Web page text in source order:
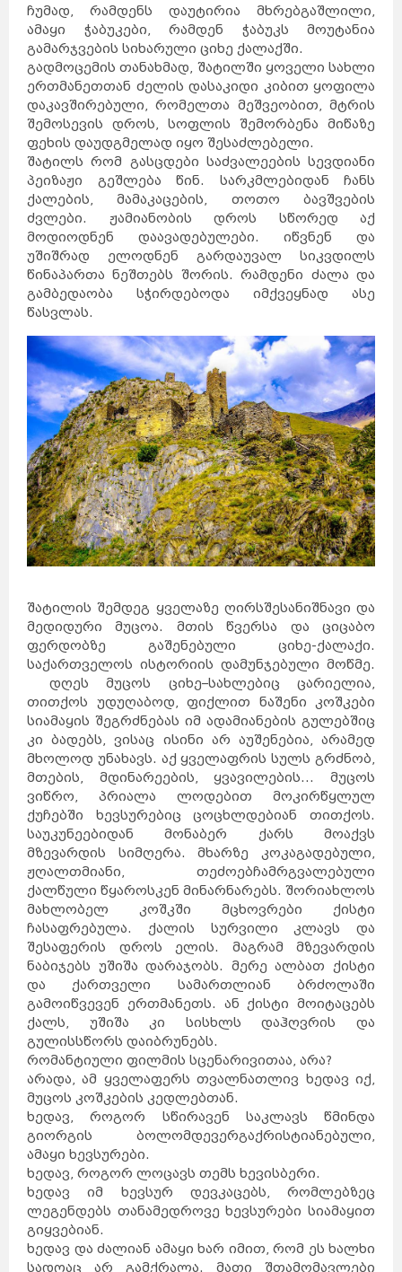
ჩუმად, რამდენს დაუტირია მხრებგაშლილი,
ამაყი ჭაბუკები, რამდენ ჭაბუკს მოუტანია
გამარჯვების სიხარული ციხე ქალაქში.
გადმოცემის თანახმად, შატილში ყოველი სახლი
ერთმანეთთან ძელის დასაკიდი კიბით ყოფილა
დაკავშირებული, რომელთა მეშვეობით, მტრის
შემოსევის დროს, სოფლის შემორბენა მიწაზე
ფეხის დაუდგმელად იყო შესაძლებელი.
შატილს რომ გასცდები საძვალეების სევდიანი
პეიზაჟი გეშლება წინ. სარკმლებიდან ჩანს
ქალების, მამაკაცების, თოთო ბავშვების
ძვლები. ჟამიანობის დროს სწორედ აქ
მოდიოდნენ დაავადებულები. იწვნენ და
უშიშრად ელოდნენ გარდაუვალ სიკვდილს
წინაპართა ნეშთებს შორის. რამდენი ძალა და
გამბედაობა სჭირდებოდა იმქვეყნად ასე
წასვლას.
შატილის შემდეგ ყველაზე ღირსშესანიშნავი და
მედიდური მუცოა. მთის წვერსა და ციცაბო
ფერდობზე გაშენებული ციხე-ქალაქი.
საქართველოს ისტორიის დამუნჯებული მოწმე.
დღეს მუცოს ციხე–სახლებიც ცარიელია,
თითქოს უდუღაბოდ, ფიქლით ნაშენი კოშკები
სიამაყის შეგრძნებას იმ ადამიანების გულებშიც
კი ბადებს, ვისაც ისინი არ აუშენებია, არამედ
მხოლოდ უნახავს. აქ ყველაფრის სულს გრძნობ,
მთების, მდინარეების, ყვავილების... მუცოს
ვიწრო, პრიალა ლოდებით მოკირწყლულ
ქუჩებში ხევსურებიც ცოცხლდებიან თითქოს.
საუკუნეებიდან მონაბერ ქარს მოაქვს
მზევარდის სიმღერა. მხარზე კოკაგადებული,
ჟღალთმიანი, თეძოებჩამრგვალებული
ქალწული წყაროსკენ მინარნარებს. შორიახლოს
მახლობელ კოშკში მცხოვრები ქისტი
ჩასაფრებულა. ქალის სურვილი კლავს და
შესაფერის დროს ელის. მაგრამ მზევარდის
ნაბიჯებს უშიშა დარაჯობს. მერე ალბათ ქისტი
და ქართველი სამართლიან ბრძოლაში
გამოიწვევენ ერთმანეთს. ან ქისტი მოიტაცებს
ქალს, უშიშა კი სისხლს დაჰღვრის და
გულისსწორს დაიბრუნებს.
რომანტიული ფილმის სცენარივითაა, არა?
არადა, ამ ყველაფერს თვალნათლივ ხედავ იქ,
მუცოს კოშკების კედლებთან.
ხედავ, როგორ სწირავენ საკლავს წმინდა
გიორგის ბოლომდევერგაქრისტიანებული,
ამაყი ხევსურები.
ხედავ, როგორ ლოცავს თემს ხევისბერი.
ხედავ იმ ხევსურ დევკაცებს, რომლებზეც
ლეგენდებს თანამედროვე ხევსურები სიამაყით
გიყვებიან.
ხედავ და ძალიან ამაყი ხარ იმით, რომ ეს ხალხი
სადღაც არ გამქრალა. მათი შთამომავლები